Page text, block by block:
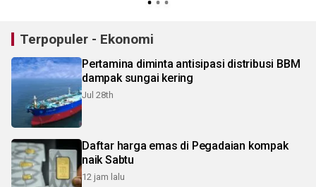
Terpopuler - Ekonomi
Pertamina diminta antisipasi distribusi BBM
dampak sungai kering
Jul 28th
Daftar harga emas di Pegadaian kompak
naik Sabtu
12 jam lalu